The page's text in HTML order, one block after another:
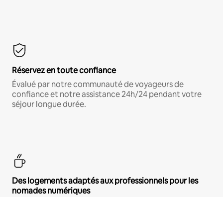
Réservez en toute confiance
Évalué par notre communauté de voyageurs de
confiance et notre assistance 24h/24 pendant votre
séjour longue durée.
Des logements adaptés aux professionnels pour les
nomades numériques